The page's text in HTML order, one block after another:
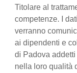
Titolare al
competenze. I
verranno
ai dipendenti e
di Padova
nella loro qualità